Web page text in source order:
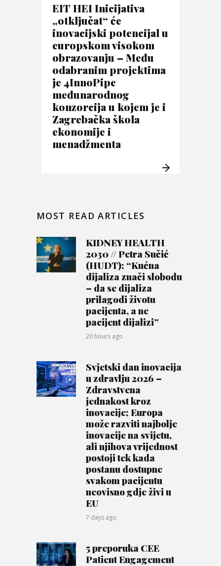
EIT HEI Inicijativa
„otključat“ će
inovacijski potencijal u
europskom visokom
obrazovanju – Među
odabranim projektima
je 4InnoPipe
međunarodnog
konzorcija u kojem je i
Zagrebačka škola
ekonomije i
menadžmenta
MOST READ ARTICLES
KIDNEY HEALTH
2030 // Petra Sučić
(HUDT): “Kućna
dijaliza znači slobodu
– da se dijaliza
prilagodi životu
pacijenta, a ne
pacijent dijalizi”
20 hours ago
Svjetski dan inovacija
u zdravlju 2026 –
Zdravstvena
jednakost kroz
inovacije; Europa
može razviti najbolje
inovacije na svijetu,
ali njihova vrijednost
postoji tek kada
postanu dostupne
svakom pacijentu
neovisno gdje živi u
EU
7 days ago
5 preporuka CEE
Patient Engagement